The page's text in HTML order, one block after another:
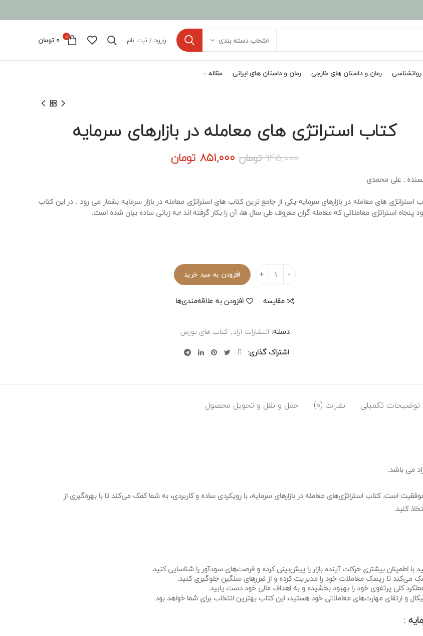
انتخاب دسته بندی ورود / ثبت نام 0
0 تومان
روانشناسی رمان و داستان های خارجی رمان و داستان های ایرانی مقاله
کتاب استراتژی های معامله در بازارهای سرمایه
945,000تومان قیمت
بود.
851,000 تومانقیمت
: علی محمدی
استراتژی های معامله در بازارهای سرمایه یکی از جامع ترین کتاب های استراتژی معامله در بازار سرمایه بشمار می رود . در این کتاب
پنجاه استراتژی معاملاتی که معامله گران معروف طی سال ها، آن را بکار گرفته اند ؛به زبانی ساده بیان شده است.
تعداد افزودن به سبد خرید
مقایسه افزودن به علاقه‌مندی‌ها
دسته: انتشارات آراد, کتاب های بورس
اشتراک گذاری
توضیحات تکمیلی نظرات (0) حمل و نقل و تحویل محصول
می باشد.
است. کتاب استراتژی‌های معامله در بازارهای سرمایه، با رویکردی ساده و کاربردی، به شما کمک می‌کند تا با بهره‌گیری از
کنید.
با اطمینان بیشتری حرکات آینده بازار را پیش‌بینی کرده و فرصت‌های سودآور را شناسایی کنید.
تا ریسک معاملات خود را مدیریت کرده و از ضررهای سنگین جلوگیری کنید.
کلی پرتفوی خود را بهبود بخشیده و به اهداف مالی خود دست یابید.
و ارتقای مهارت‌های معاملاتی خود هستید، این کتاب بهترین انتخاب برای شما خواهد بود.
: